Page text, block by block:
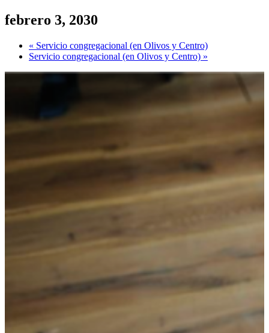
febrero 3, 2030
« Servicio congregacional (en Olivos y Centro)
Servicio congregacional (en Olivos y Centro) »